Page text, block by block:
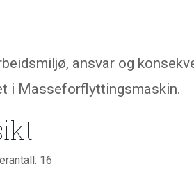
ansvar og
i Masseforflyttingsmaskin.
16